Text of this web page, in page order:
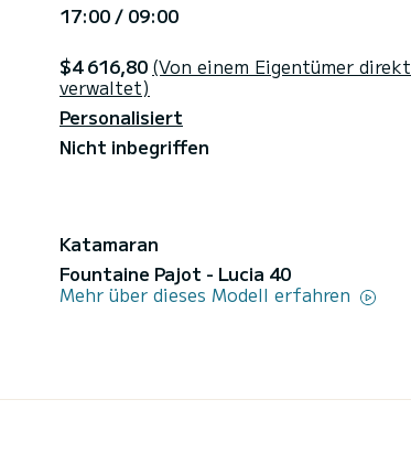
17:00 / 09:00
$4 616,80 (Von einem Eigentümer direkt
verwaltet)
Personalisiert
Nicht inbegriffen
Katamaran
Fountaine Pajot - Lucia 40
Mehr über dieses Modell erfahren